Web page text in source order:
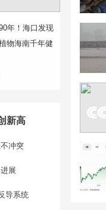
年！海口发现
物海南千年健
新高
冲突
展
导系统